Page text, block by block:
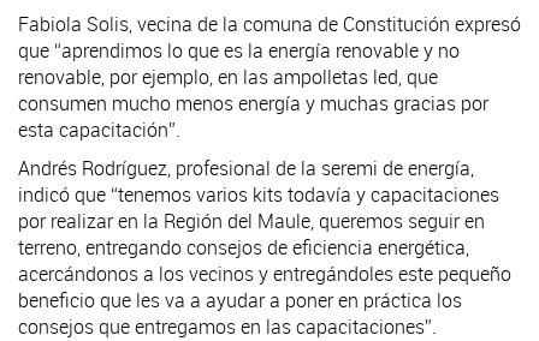
Fabiola Solis, vecina de la comuna de Constitución expresó
que “aprendimos lo que es la energía renovable y no
renovable, por ejemplo, en las ampolletas led, que
consumen mucho menos energía y muchas gracias por
esta capacitación”.
Andrés Rodríguez, profesional de la seremi de energía,
indicó que “tenemos varios kits todavía y capacitaciones
por realizar en la Región del Maule, queremos seguir en
terreno, entregando consejos de eficiencia energética,
acercándonos a los vecinos y entregándoles este pequeño
beneficio que les va a ayudar a poner en práctica los
consejos que entregamos en las capacitaciones”.